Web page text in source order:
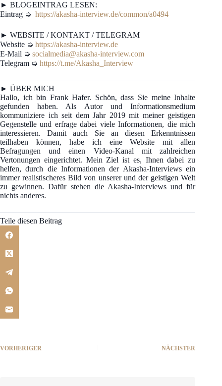
► BLOGEINTRAG LESEN:
Eintrag ➭ https://akasha-interview.de/common/a0494
► WEBSITE / KONTAKT / TELEGRAM
Website ➭ https://akasha-interview.de
E-Mail ➭ socialmedia@akasha-interview.com
Telegram ➭ https://t.me/Akasha_Interview
► ÜBER MICH
Hallo, ich bin Frank Hafer. Schön, dass Sie meine Inhalte
gefunden haben. Als Autor und Informationsmedium
kommuniziere ich seit dem Jahr 2019 mit meiner geistigen
Gegenstelle und erfrage dabei viele Informationen, die mich
interessieren. Damit auch Sie an diesen Erkenntnissen
teilhaben können, habe ich eine Website mit allen
Befragungen und einen Video-Kanal mit zahlreichen
Vertonungen eingerichtet. Mein Ziel ist es, Ihnen dabei zu
helfen, durch die Informationen der Akasha-Interviews ein
immer realistischeres Bild von unserer und der geistigen Welt
zu gewinnen. Dafür stehen die Akasha-Interviews und für
nichts anderes.
Teile diesen Beitrag
VORHERIGER NÄCHSTER